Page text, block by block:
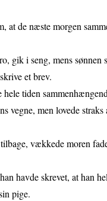
at de næste morgen
gik i seng, mens sønnen
et brev.
hele tiden
vegne, men lovede straks
vækkede moren
havde skrevet, at han
pige.